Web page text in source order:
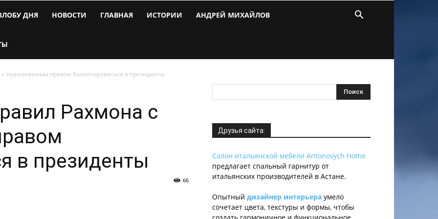
ДНЯ НОВОСТИ ГЛАВНАЯ ИСТОРИИ АНДРЕЙ МИХАЙЛОВ
пожизненным правом баллотироваться в президенты
Рахмона с
в президенты
66
Друзья сайта:
Салон итальянской мебели Antonovych Home
предлагает спальный гарнитур от
итальянских производителей в Астане.
Опытный дизайнер интерьера умело
сочетает цвета, текстуры и формы, чтобы